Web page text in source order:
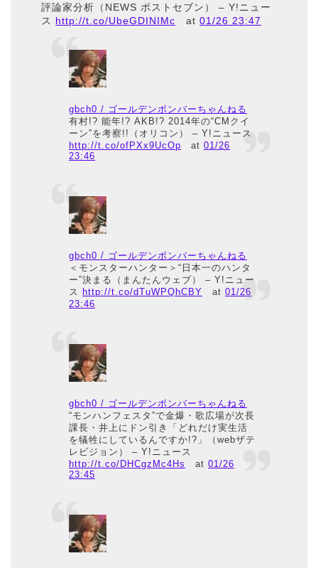
評論家分析（NEWS ポストセブン） – Y!ニュー
ス http://t.co/UbeGDINIMc at01/26 23:47
gbch0 / ゴールデンボンバーちゃんねる
有村!? 能年!? AKB!? 2014年の“CMクイ
ーン”を考察!!（オリコン） – Y!ニュース
http://t.co/ofPXx9UcOp at01/26
23:46
gbch0 / ゴールデンボンバーちゃんねる
＜モンスターハンター＞“日本一のハンタ
ー”決まる（まんたんウェブ） – Y!ニュー
ス
http://t.co/dTuWPQhCBY at01/26
23:46
gbch0 / ゴールデンボンバーちゃんねる
“モンハンフェスタ”で金爆・歌広場が次長
課長・井上にドン引き「どれだけ実生活
を犠牲にしているんですか!?」（webザテ
レビジョン） – Y!ニュース
http://t.co/DHCgzMc4Hs
at01/26
23:45